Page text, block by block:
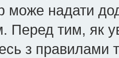
може надати
Перед тим, як
з правилами